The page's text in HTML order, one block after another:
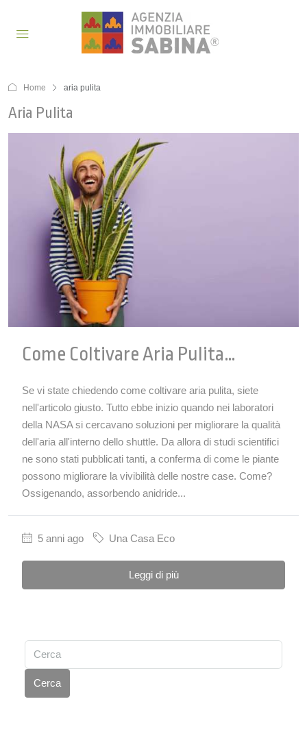
Home aria pulita
Aria Pulita
Come Coltivare Aria Pulita…
Se vi state chiedendo come coltivare aria pulita, siete
nell'articolo giusto. Tutto ebbe inizio quando nei laboratori
della NASA si cercavano soluzioni per migliorare la qualità
dell'aria all'interno dello shuttle. Da allora di studi scientifici
ne sono stati pubblicati tanti, a conferma di come le piante
possono migliorare la vivibilità delle nostre case. Come?
Ossigenando, assorbendo anidride...
5 anni ago Una Casa Eco
Leggi di più
Cerca